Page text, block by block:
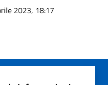
2023, 18:17